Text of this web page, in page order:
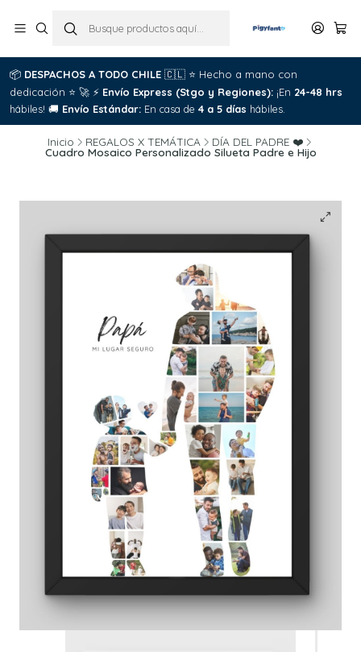
📦 DESPACHOS A TODO CHILE 🇨🇱 ⭐ Hecho a mano con
dedicación ⭐ 🚀 ⚡ Envío Express (Stgo y Regiones): ¡En 24-48 hrs
hábiles! 🚚 Envío Estándar: En casa de 4 a 5 días hábiles.
Inicio REGALOS X TEMÁTICA DÍA DEL PADRE ❤️
Cuadro Mosaico Personalizado Silueta Padre e Hijo